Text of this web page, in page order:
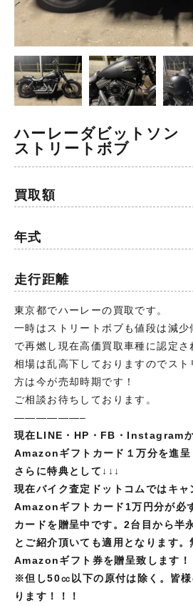
ハーレーダビットソ
ストリートボブ
買取額
年式
走行距離
東京都でハーレーの買取です。
一時はストリートボブも値段は減少
で再燃し現在高価買取車種に認定さ
相場は乱高下しておりますのでス
方は今が売却時期です！
ご相談お待ちしております。
——————–
現在LINE・HP・FB・Instagram
Amazonギフトカード１万分を進呈
さらに特典として↓↓↓
現在バイク査定ドットコムではキャ
Amazonギフトカード1万円分が必
カードを贈呈中です。2台目から半
とご紹介頂いても適用となります
Amazonギフト券を贈呈致します！
※但し50㏄以下の原付は除く。皆
ります！！！